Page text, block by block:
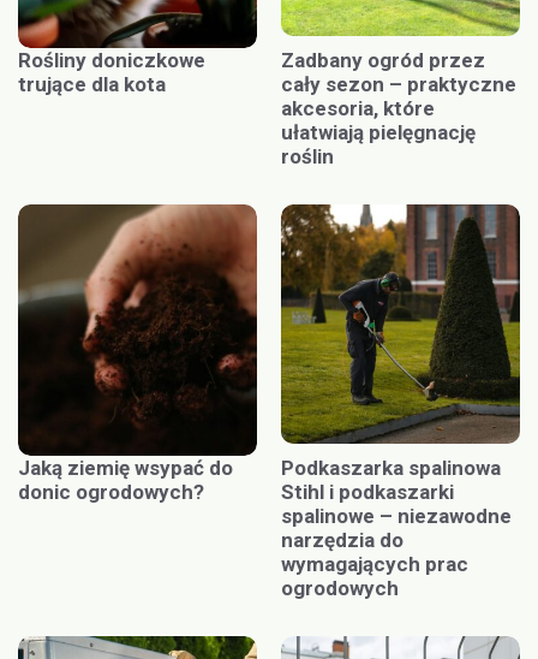
Rośliny doniczkowe
trujące dla kota
Zadbany ogród przez
cały sezon – praktyczne
akcesoria, które
ułatwiają pielęgnację
roślin
Jaką ziemię wsypać do
donic ogrodowych?
Podkaszarka spalinowa
Stihl i podkaszarki
spalinowe – niezawodne
narzędzia do
wymagających prac
ogrodowych